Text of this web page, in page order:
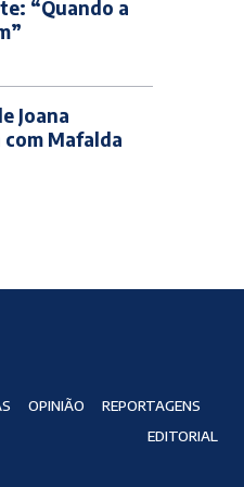
“Quando a
Joana
Mafalda
OPINIÃO
REPORTAGENS
EDITORIAL